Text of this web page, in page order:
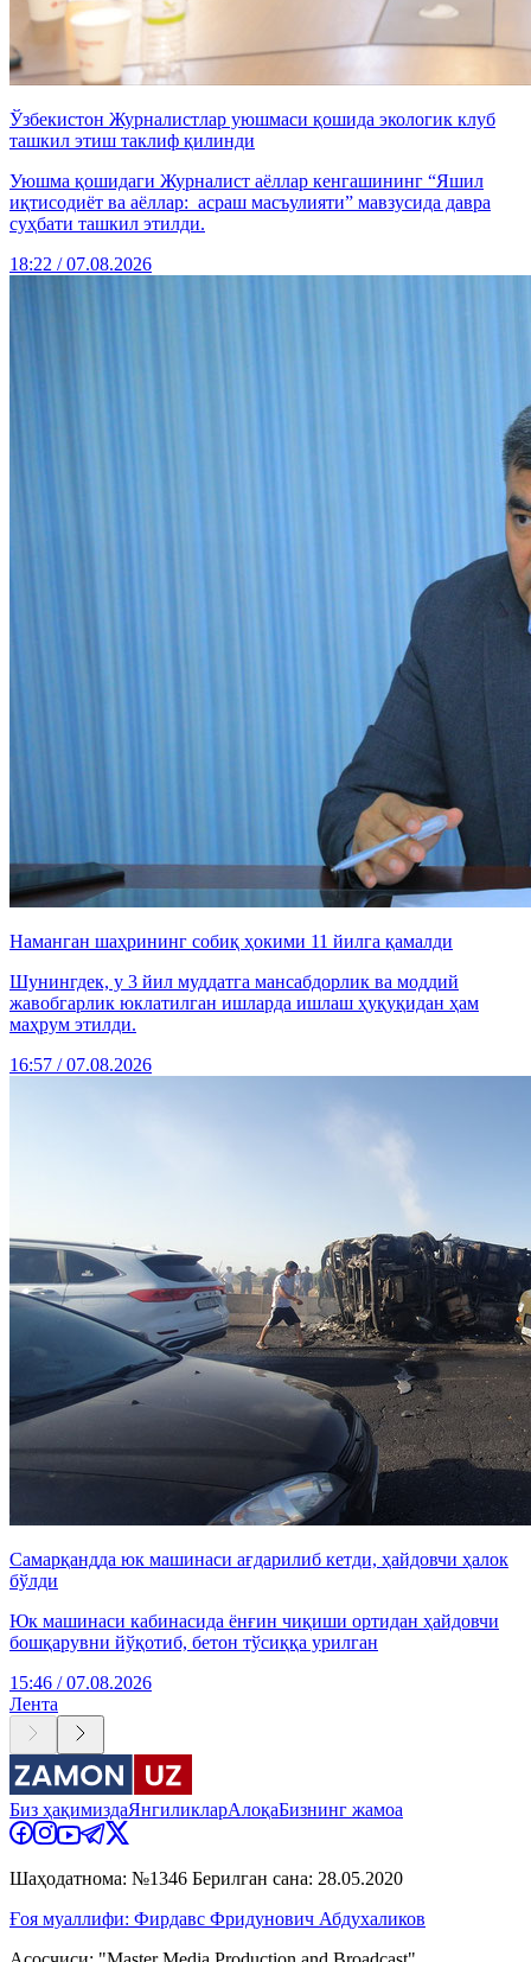
Ўзбекистон Журналистлар уюшмаси қошида экологик клуб
ташкил этиш таклиф қилинди
Уюшма қошидаги Журналист аёллар кенгашининг “Яшил
иқтисодиёт ва аёллар: асраш масъулияти” мавзусида давра
суҳбати ташкил этилди.
18:22 / 07.08.2026
Наманган шаҳрининг собиқ ҳокими 11 йилга қамалди
Шунингдек, у 3 йил муддатга мансабдорлик ва моддий
жавобгарлик юклатилган ишларда ишлаш ҳуқуқидан ҳам
маҳрум этилди.
16:57 / 07.08.2026
Самарқандда юк машинаси ағдарилиб кетди, ҳайдовчи ҳалок
бўлди
Юк машинаси кабинасида ёнғин чиқиши ортидан ҳайдовчи
бошқарувни йўқотиб, бетон тўсиққа урилган
15:46 / 07.08.2026
Лента
Биз ҳақимиздаЯнгиликларАлоқаБизнинг жамоа
Шаҳодатнома: №1346 Берилган сана: 28.05.2020
Ғоя муаллифи: Фирдавс Фридунович Абдухаликов